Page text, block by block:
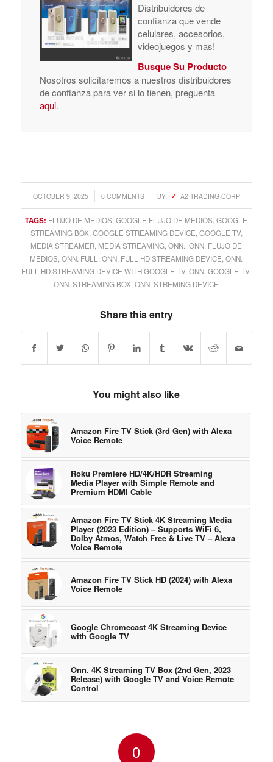
Distribuidores de
confianza que vende
celulares, accesorios,
videojuegos y mas!
Busque Su Producto
Nosotros solicitaremos a nuestros distribuidores
de confianza para ver si lo tienen, preguenta
aqui.
OCTOBER 9, 2025
/ 0 COMMENTS
/ BY A2 TRADING CORP
TAGS: FLUJO DE MEDIOS ,GOOGLE FLUJO DE MEDIOS ,GOOGLE
STREAMING BOX GOOGLE STREAMING DEVICE GOOGLE TV,
MEDIA STREAMER MEDIA STREAMING ,ONN. ,ONN. FLUJO DE
MEDIOS ,ONN. FULL ,ONN. FULL HD STREAMING DEVICE ,ONN.
FULL HD STREAMING DEVICE WITH GOOGLE TV,ONN. GOOGLE TV,
ONN. STREAMING BOX ,ONN. STREMING DEVICE
Share this entry
You might also like
Amazon Fire TV Stick (3rd Gen) with Alexa
Voice Remote
Roku Premiere HD/4K/HDR Streaming
Media Player with Simple Remote and
Premium HDMI Cable
Amazon Fire TV Stick 4K Streaming Media
Player (2023 Edition) – Supports WiFi 6,
Dolby Atmos, Watch Free & Live TV – Alexa
Voice Remote
Amazon Fire TV Stick HD (2024) with Alexa
Voice Remote
Google Chromecast 4K Streaming Device
with Google TV
Onn. 4K Streaming TV Box (2nd Gen, 2023
Release) with Google TV and Voice Remote
Control
0